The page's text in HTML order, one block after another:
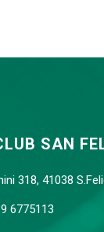
SAN
318, 41038
6775113